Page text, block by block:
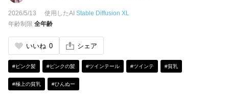
2026/5/13 使用したAI Stable Diffusion XL
年齢制限 全年齢
いいね 0 シェア
#ピンク髪 #ピンクの髪 #ツインテール #ツインテ #貧乳
#極上の貧乳 #ひんぬー